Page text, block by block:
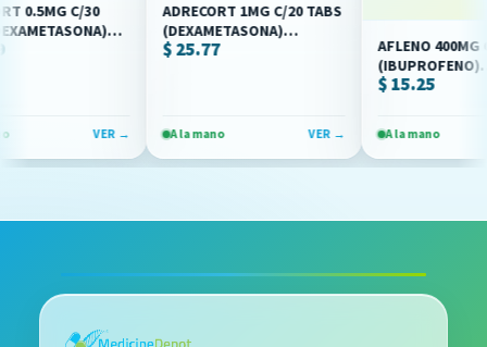
C/30
VER →
ADRECORT 1MG C/20 TABS
(DEXAMETASONA)
(ALLEN/AVITUS)
$ 25.77
A la mano VER →
AFLENO 400MG C/10
(IBUPROFENO)
(BRULUAGSA)
$ 15.25
A la mano